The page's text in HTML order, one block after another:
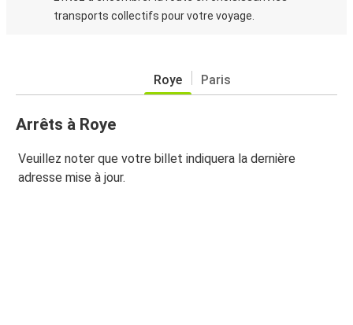
transports collectifs pour votre voyage.
Roye Paris
Arrêts à Roye
Veuillez noter que votre billet indiquera la dernière
adresse mise à jour.